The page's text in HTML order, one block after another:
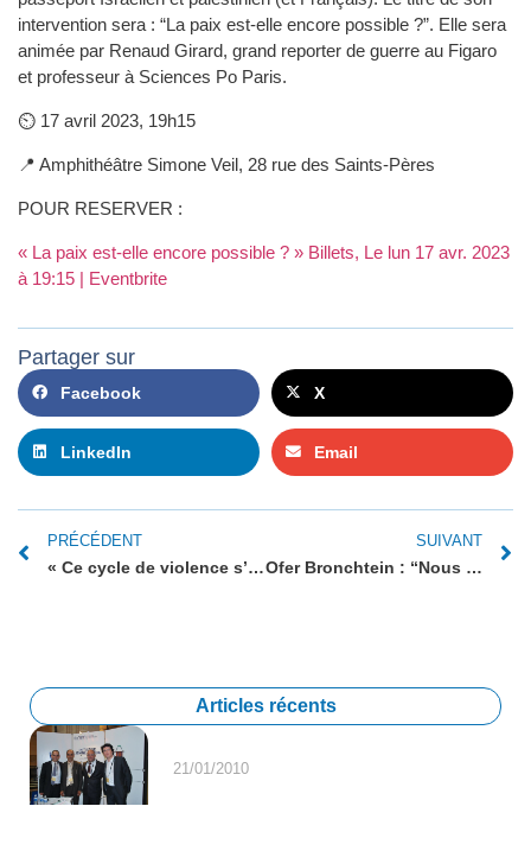
intervention sera : “La paix est-elle encore possible ?”. Elle sera
animée par Renaud Girard, grand reporter de guerre au Figaro
et professeur à Sciences Po Paris.
⏲️ 17 avril 2023, 19h15
📍 Amphithéâtre Simone Veil, 28 rue des Saints-Pères
POUR RESERVER :
« La paix est-elle encore possible ? » Billets, Le lun 17 avr. 2023
à 19:15 | Eventbrite
Partager sur
Facebook X
LinkedIn Email
PRÉCÉDENT
« Ce cycle de violence s’explique avant tout par l’absence totale d’horizon politique »
SUIVANT
Ofer Bronchtein : “Nous nous sommes battus ensemble pour la paix au Proche-Orient. Aujourd’hui c’est un gouffre qui nous sépare.”
Articles récents
21/01/2010